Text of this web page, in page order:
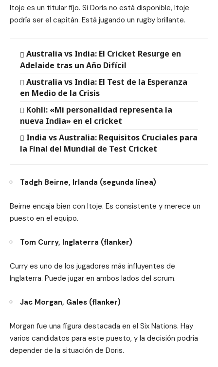
Itoje es un titular fijo. Si Doris no está disponible, Itoje
podría ser el capitán. Está jugando un rugby brillante.
Australia vs India: El Cricket Resurge en
Adelaide tras un Año Difícil
Australia vs India: El Test de la Esperanza
en Medio de la Crisis
Kohli: «Mi personalidad representa la
nueva India» en el cricket
India vs Australia: Requisitos Cruciales para
la Final del Mundial de Test Cricket
Tadgh Beirne, Irlanda (segunda línea)
Beirne encaja bien con Itoje. Es consistente y merece un
puesto en el equipo.
Tom Curry, Inglaterra (flanker)
Curry es uno de los jugadores más influyentes de
Inglaterra. Puede jugar en ambos lados del scrum.
Jac Morgan, Gales (flanker)
Morgan fue una figura destacada en el Six Nations. Hay
varios candidatos para este puesto, y la decisión podría
depender de la situación de Doris.